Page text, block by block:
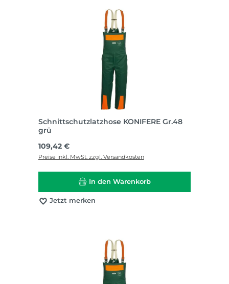
Schnittschutzlatzhose KONIFERE Gr.48
grü
Regulärer Preis:
109,42 €
Preise inkl. MwSt. zzgl. Versandkosten
In den Warenkorb
Jetzt merken